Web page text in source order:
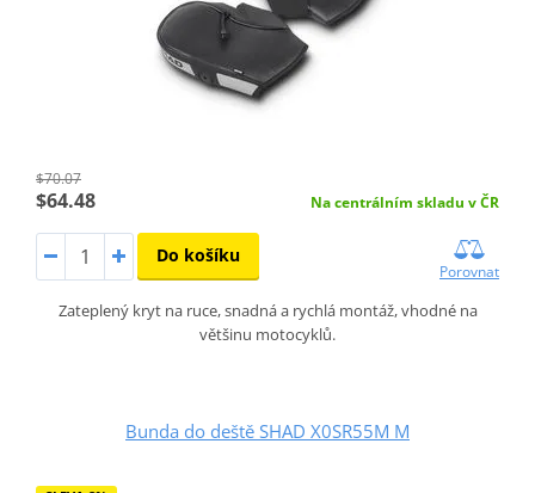
$70.07
$64.48 Na centrálním skladu v ČR
Do košíku
Porovnat
Zateplený kryt na ruce, snadná a rychlá montáž, vhodné na
většinu motocyklů.
Bunda do deště SHAD X0SR55M M